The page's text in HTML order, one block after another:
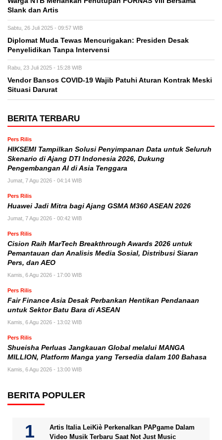
Slank dan Artis
Sabtu, 26 Juli 2025 - 09:57 WIB
Diplomat Muda Tewas Mencurigakan: Presiden Desak
Penyelidikan Tanpa Intervensi
Rabu, 23 Juli 2025 - 15:28 WIB
Vendor Bansos COVID-19 Wajib Patuhi Aturan Kontrak Meski
Situasi Darurat
BERITA TERBARU
Pers Rilis
HIKSEMI Tampilkan Solusi Penyimpanan Data untuk Seluruh
Skenario di Ajang DTI Indonesia 2026, Dukung
Pengembangan AI di Asia Tenggara
Jumat, 7 Agu 2026 - 04:14 WIB
Pers Rilis
Huawei Jadi Mitra bagi Ajang GSMA M360 ASEAN 2026
Jumat, 7 Agu 2026 - 00:42 WIB
Pers Rilis
Cision Raih MarTech Breakthrough Awards 2026 untuk
Pemantauan dan Analisis Media Sosial, Distribusi Siaran
Pers, dan AEO
Kamis, 6 Agu 2026 - 17:00 WIB
Pers Rilis
Fair Finance Asia Desak Perbankan Hentikan Pendanaan
untuk Sektor Batu Bara di ASEAN
Kamis, 6 Agu 2026 - 13:02 WIB
Pers Rilis
Shueisha Perluas Jangkauan Global melalui MANGA
MILLION, Platform Manga yang Tersedia dalam 100 Bahasa
Kamis, 6 Agu 2026 - 13:00 WIB
BERITA POPULER
Artis Italia LeiKiè Perkenalkan PAPgame Dalam
Video Musik Terbaru Saat Not Just Music